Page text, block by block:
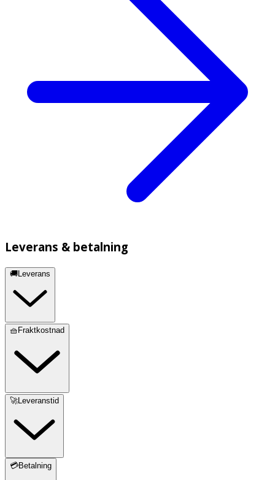
Leverans & betalning
🚚Leverans
🧺Fraktkostnad
🚀Leveranstid
💳Betalning